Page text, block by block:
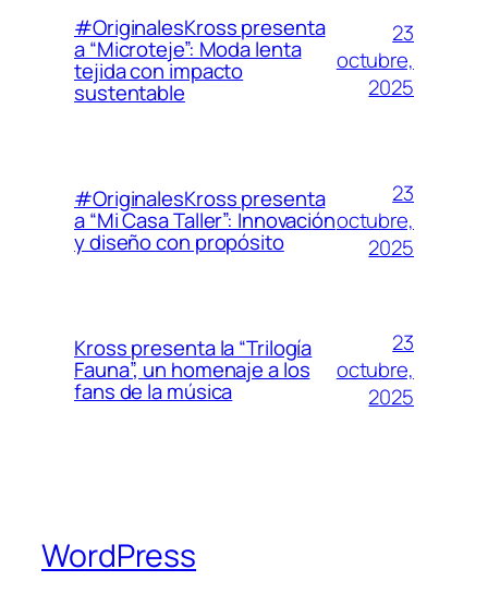
#OriginalesKross presenta
a “Microteje”: Moda lenta
tejida con impacto
sustentable
23
octubre,
2025
#OriginalesKross presenta
a “Mi Casa Taller”: Innovación
y diseño con propósito
23
octubre,
2025
Kross presenta la “Trilogía
Fauna”, un homenaje a los
fans de la música
23
octubre,
2025
WordPress